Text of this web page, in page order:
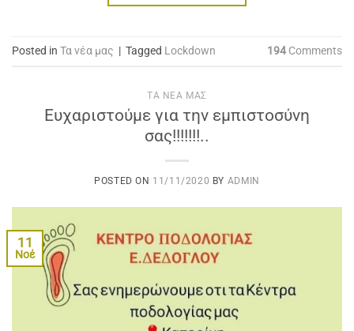
Posted in Τα νέα μας | Tagged Lockdown 194 Comments
ΤΑ ΝΈΑ ΜΑΣ
Ευχαριστούμε για την εμπιστοσύνη
σας!!!!!!!..
POSTED ON 11/11/2020 BY ADMIN
11
Νοέ